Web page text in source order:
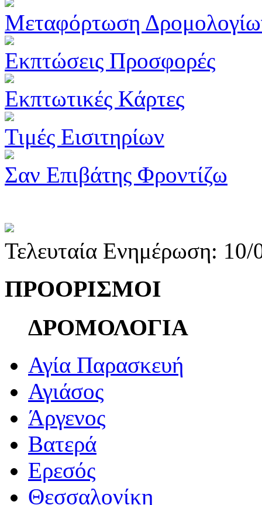
Μεταφόρτωση
Εκπτώσεις Προσφορές
Εκπτωτικές Κάρτες
Τιμές Εισιτηρίων
Σαν Επιβάτης Φροντίζω
Τελευταία Ενημέρωση:
ΠΡΟΟΡΙΣΜΟΙ
ΔΡΟΜΟΛΟΓΙΑ
Αγία Παρασκευή
Αγιάσος
Άργενος
Βατερά
Ερεσός
Θεσσαλονίκη